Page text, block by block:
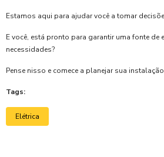
Estamos aqui para ajudar você a tomar
E você, está pronto para garantir uma fonte de
necessidades?
Pense nisso e comece a planejar sua
Tags:
Elétrica